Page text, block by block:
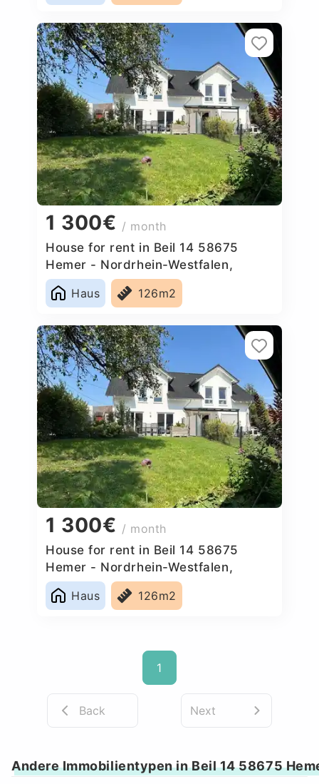
1 300€ / month
House for rent in Beil 14 58675
Hemer - Nordrhein-Westfalen,
Germany
Haus
126m2
1 300€ / month
House for rent in Beil 14 58675
Hemer - Nordrhein-Westfalen,
Germany
Haus
126m2
1
Back Next
Andere Immobilientypen in Beil 14 58675